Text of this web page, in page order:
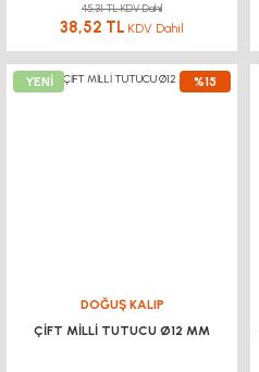
45,31 TL KDV Dahil
38,52 TL KDV Dahil
YENİ %15
DOĞUŞ KALIP
ÇİFT MİLLİ TUTUCU Ø12 MM